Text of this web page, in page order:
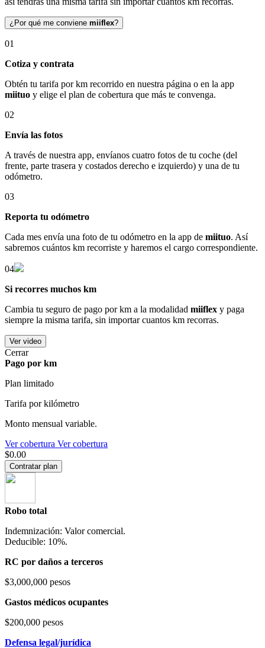
¿Por qué me conviene miiflex?
01
Cotiza y contrata
Obtén tu tarifa por km recorrido en nuestra página o en la app
miituo y elige el plan de cobertura que más te convenga.
02
Envía las fotos
A través de nuestra app, envíanos cuatro fotos de tu coche (del
frente, parte trasera y costados derecho e izquierdo) y una de tu
odómetro.
03
Reporta tu odómetro
Cada mes envía una foto de tu odómetro en la app de miituo. Así
sabremos cuántos km recorriste y haremos el cargo correspondiente.
04
Si recorres muchos km
Cambia tu seguro de pago por km a la modalidad miiflex y paga
siempre la misma tarifa, sin importar cuantos km recorras.
Ver video
Cerrar
Pago por km
Plan limitado
Tarifa por kilómetro
Monto mensual variable.
Ver cobertura Ver cobertura
$0.00
Contratar plan
Robo total
Indemnización: Valor comercial.
Deducible: 10%.
RC por daños a terceros
$3,000,000 pesos
Gastos médicos ocupantes
$200,000 pesos
Defensa legal/jurídica